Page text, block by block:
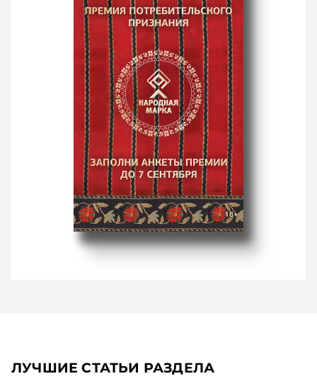
ЛУЧШИЕ СТАТЬИ РАЗДЕЛА